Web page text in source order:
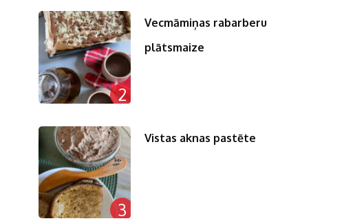
2
Vecmāmiņas rabarberu
plātsmaize
3
Vistas aknas pastēte